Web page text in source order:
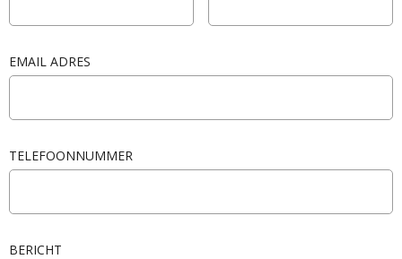
EMAIL ADRES
TELEFOONNUMMER
BERICHT